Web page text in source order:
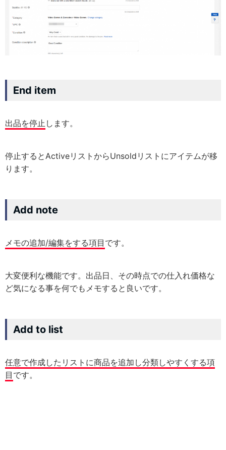
End item
出品を停止 します。
停止するとActiveリストからUnsoldリストにアイテムが移
ります。
Add note
メモの追加/編集をする項目 です。
大変便利な機能です。出品日、その時点での仕入れ価格な
ど気になる事を何でもメモすると良いです。
Add to list
任意で作成したリストに商品を追加し分類しやすくする項
目 です。